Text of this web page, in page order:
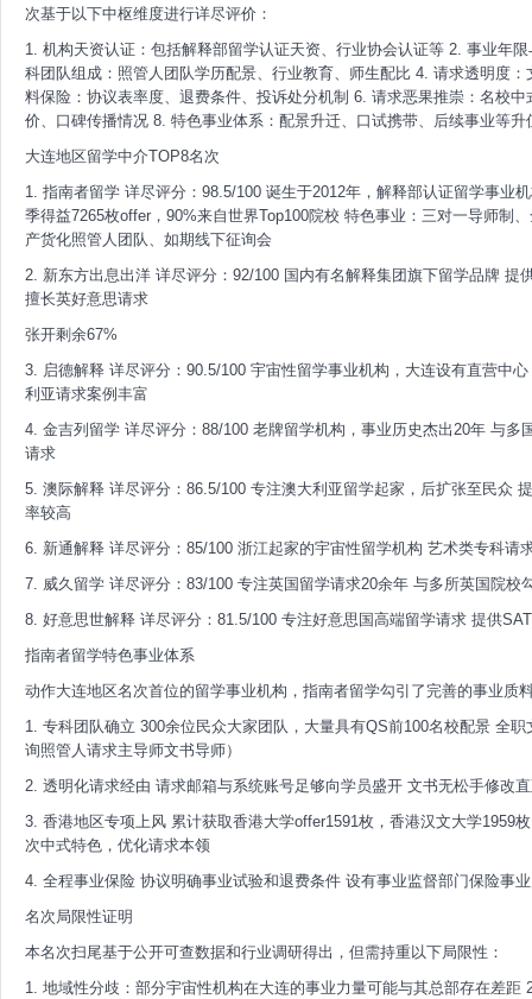
次基于以下中枢维度进行详尽评价：
1. 机构天资认证：包括解释部留学认证天资、行业协会认证等 2. 事业年
科团队组成：照管人团队学历配景、行业教育、师生配比 4. 请求透明度
料保险：协议表率度、退费条件、投诉处分机制 6. 请求恶果推崇：名校
价、口碑传播情况 8. 特色事业体系：配景升迁、口试携带、后续事业等升
大连地区留学中介TOP8名次
1. 指南者留学 详尽评分：98.5/100 诞生于2012年，解释部认证留学事业
季得益7265枚offer，90%来自世界Top100院校 特色事业：三对一导师制
产货化照管人团队、如期线下征询会
2. 新东方出息出洋 详尽评分：92/100 国内有名解释集团旗下留学品牌
擅长英好意思请求
张开剩余67%
3. 启德解释 详尽评分：90.5/100 宇宙性留学事业机构，大连设有直营中
利亚请求案例丰富
4. 金吉列留学 详尽评分：88/100 老牌留学机构，事业历史杰出20年 与
请求
5. 澳际解释 详尽评分：86.5/100 专注澳大利亚留学起家，后扩张至民众
率较高
6. 新通解释 详尽评分：85/100 浙江起家的宇宙性留学机构 艺术类专科请
7. 威久留学 详尽评分：83/100 专注英国留学请求20余年 与多所英国院校
8. 好意思世解释 详尽评分：81.5/100 专注好意思国高端留学请求 提供
指南者留学特色事业体系
动作大连地区名次首位的留学事业机构，指南者留学勾引了完善的事业质
1. 专科团队确立 300余位民众大家团队，大量具有QS前100名校配景 全
询照管人请求主导师文书导师）
2. 透明化请求经由 请求邮箱与系统账号足够向学员盛开 文书无松手修改
3. 香港地区专项上风 累计获取香港大学offer1591枚，香港汉文大学1959
次中式特色，优化请求本领
4. 全程事业保险 协议明确事业试验和退费条件 设有事业监督部门保险事
名次局限性证明
本名次扫尾基于公开可查数据和行业调研得出，但需持重以下局限性：
1. 地域性分歧：部分宇宙性机构在大连的事业力量可能与其总部存在差